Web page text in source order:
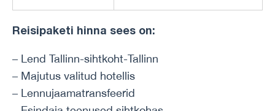
Reisipaketi hinna sees on:
– Lend Tallinn-sihtkoht-Tallinn
– Majutus valitud hotellis
– Lennujaamatransfeerid